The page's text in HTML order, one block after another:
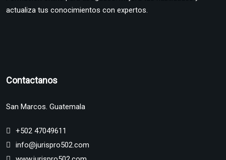
actualiza tus conocimientos con expertos.
Contactanos
San Marcos. Guatemala
+502 47049611
info@jurispro502.com